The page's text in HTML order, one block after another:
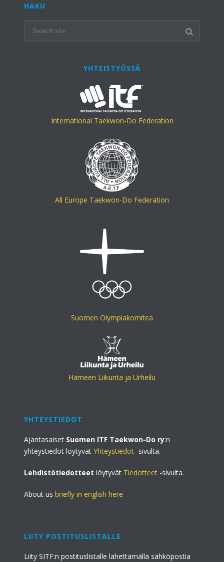
HAKU
YHTEISTYÖSSÄ
International Taekwon-Do Federation
All Europe Taekwon-Do Federation
Suomen Olympiakomitea
Hämeen Liikunta ja Urheilu
YHTEYSTIEDOT
Ajantasaiset Suomen ITF Taekwon-Do ry:n
yhteystiedot löytyvätYhteystiedot -sivulta.
Lehdistötiedotteet löytyvät Tiedotteet -sivulta.
About usbriefly in english here
LIITY POSTITUSLISTALLE
Liity SITF:n postituslistalle lähettämällä sähköpostia